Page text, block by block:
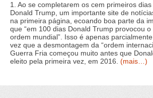
1. Ao se completarem os cem primeiros
Donald Trump, um importante site de
na primeira página, ecoando boa parte da
que “em 100 dias Donald Trump provocou
ordem mundial”. Isso é apenas
vez que a desmontagem da “ordem
Guerra Fria começou muito antes que
eleito pela primeira vez, em 2016. (mais…)